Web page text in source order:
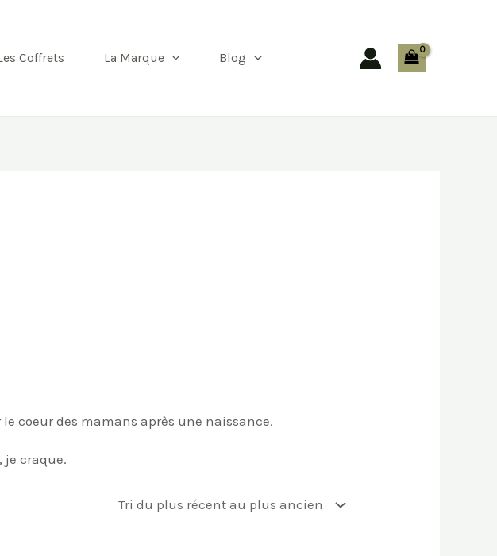
Coffrets La Marque Blog
coeur des mamans après une naissance.
je craque.